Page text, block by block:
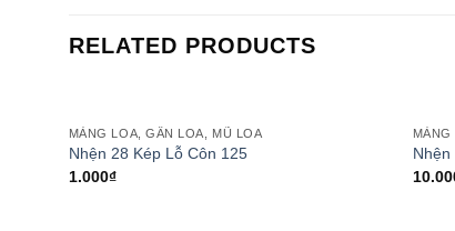
RELATED PRODUCTS
MÀNG LOA, GÂN LOA, MŨ LOA
Nhện 28 Kép Lỗ Côn 125
1.000₫
Nhện